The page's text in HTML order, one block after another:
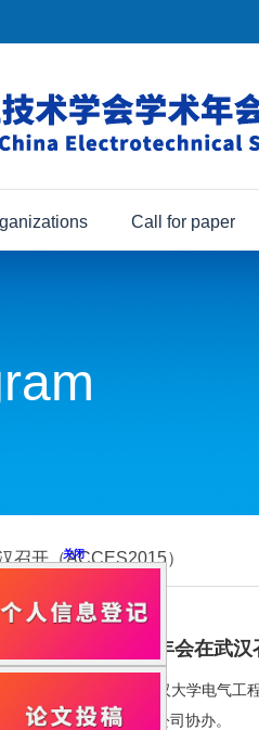
Call for paper
召开（ACCES2015）
工技术学会学术年会在武汉
召开。本届年会由武汉大学电气工
、常熟开关制造有限公司协办。